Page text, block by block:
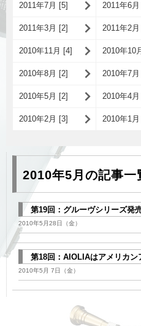
2011年7月 [5] 2011年6月
2011年3月 [2] 2011年2月
2010年11月 [4] 2010年10
2010年8月 [2] 2010年7月
2010年5月 [2] 2010年4月
2010年2月 [3] 2010年1月
2010年5月の記事一
第19回：グルーヴシリーズ発
2010年5月28日（金）
第18回：AIOLIAはアメリカン
2010年5月 7日（金）